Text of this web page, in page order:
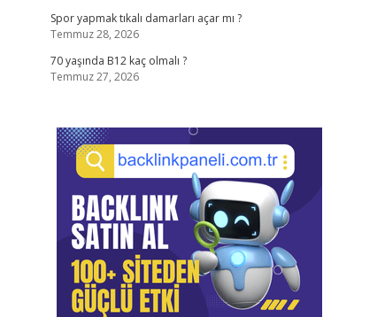
Spor yapmak tıkalı damarları açar mı ?
Temmuz 28, 2026
70 yaşında B12 kaç olmalı ?
Temmuz 27, 2026